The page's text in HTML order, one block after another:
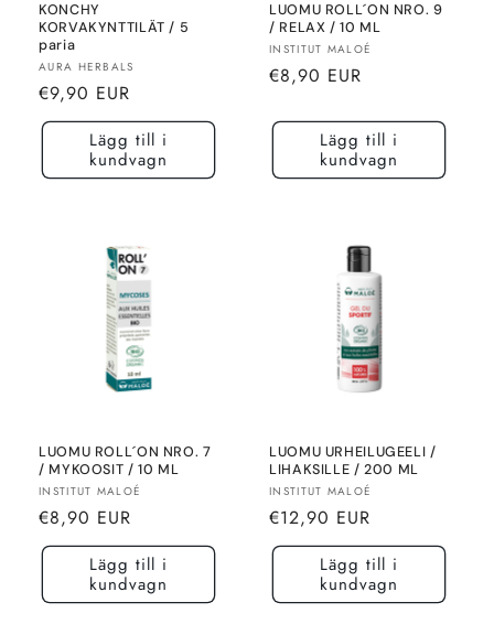
KONCHY
KORVAKYNTTILÄT / 5
paria
Säljare:
AURA HERBALS
Normalt
pris
€9,90 EUR
Lägg till i
kundvagn
LUOMU ROLL´ON NRO. 9
/ RELAX / 10 ML
Säljare:
INSTITUT MALOÉ
Normalt
€8,90 EUR
Lägg till i
kundvagn
LUOMU ROLL´ON NRO. 7
/ MYKOOSIT / 10 ML
Säljare:
INSTITUT MALOÉ
Normalt
pris
€8,90 EUR
Lägg till i
kundvagn
LUOMU URHEILUGEELI /
LIHAKSILLE / 200 ML
Säljare:
INSTITUT MALOÉ
Normalt
pris
€12,90 EUR
Lägg till i
kundvagn